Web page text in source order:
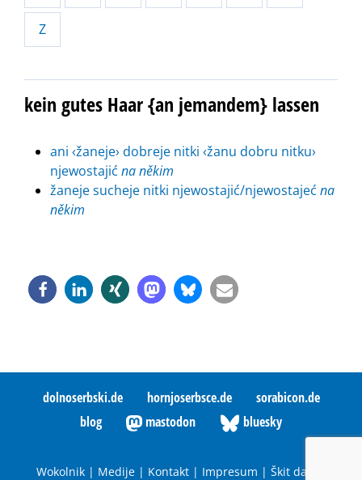
Z
kein gutes Haar {an jemandem} lassen
ani ‹žaneje› dobreje nitki ‹žanu dobru nitku›
njewostajić na někim
žaneje sucheje nitki njewostajić/njewostajeć na
někim
dolnoserbski.de hornjoserbsce.de
sorabicon.de
blog
mastodon bluesky
Wokolnik| Medije| Kontakt| Impresum | Škit datow